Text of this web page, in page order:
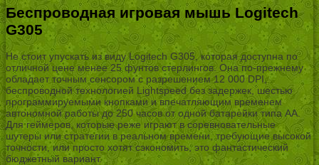
Беспроводная игровая мышь Logitech
G305
Не стоит упускать из виду Logitech G305, которая доступна по
отличной цене менее 25 фунтов стерлингов. Она по-прежнему
обладает точным сенсором с разрешением 12 000 DPI,
беспроводной технологией Lightspeed без задержек, шестью
программируемыми кнопками и впечатляющим временем
автономной работы до 250 часов от одной батарейки типа АА.
Для геймеров, которые реже играют в соревновательные
шутеры или стратегии в реальном времени, требующие высокой
точности, или просто хотят сэкономить, это фантастический
бюджетный вариант.